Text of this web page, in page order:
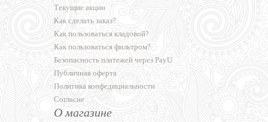
Текущие акции
Как сделать заказ?
Как пользоваться кладовой?
Как пользоваться фильтром?
Безопасность платежей через PayU
Публичная оферта
Политика конфедициальности
Согласие
О магазине